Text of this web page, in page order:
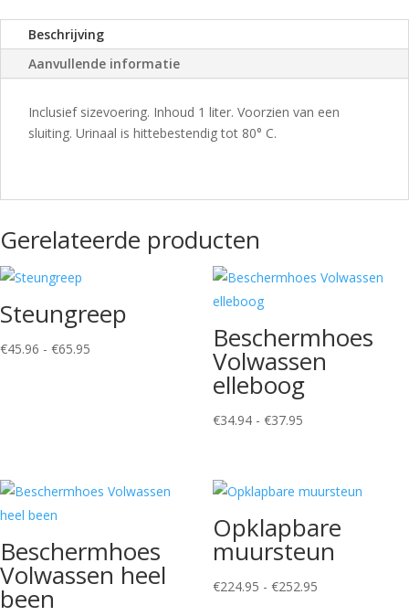
Beschrijving
Aanvullende informatie
Inclusief sizevoering. Inhoud 1 liter. Voorzien van een
sluiting. Urinaal is hittebestendig tot 80° C.
Gerelateerde producten
Steungreep
€45.96 - €65.95 Beschermhoes
Volwassen
elleboog
€34.94 - €37.95Prijsklasse:
€37.95
Beschermhoes
Volwassen heel
been
Opklapbare
muursteun
€224.95 - €252.95Prijsklasse: